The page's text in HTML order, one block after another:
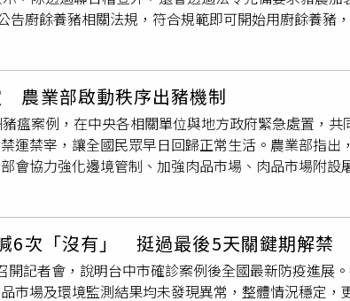
照之化製車進行載運銷毀，且全程留存三聯單與化製
管機關調閱檢視。雅勝強調，食安問題不應成為惡意
行蒐證，如未經查證或缺乏具體證據就發佈毀損雅勝
生烏龍消毒事件；全國實施豬隻禁運禁宰15日期間，
對政府防疫整備之信賴，核有重大違失。監察院於
移送懲戒法院審理。彈劾案文指出，被彈劾人張敬
中市非洲豬瘟災害應變中心）指揮官，於官方記者會
有誤，復指揮監督所屬貫徹中央防疫指令不力，竟任
零之判斷，致使防疫處境更顯艱難，重創政府形象，
長、臺中市非洲豬瘟災害應變中心副指揮官，於官方
煮廚餘問題，惟旋遭環境部指出臺中市環保局未依規
挖坑露天「貯留（堆肥）」方式去化廚餘，民怨迭起
方環保主管機關形象，核有重大違失。彈劾案文表示
及疫情調查業務之責，於114年10月11日、13日及14
仍未警覺亦未質疑經轉述之疫病訊息，坐視該處獸醫
非屬甲類動物傳染病無法強制採樣送檢，貽誤公權力
告廚餘養豬相關法規，符合規範即可開始用廚餘養豬
公噸廚餘需要緊急去化，以進到焚化廠處理達813
，加裝廚餘即時監控設備等，若是惡意違規，會直接
回收清除處理辦法」，明定廚餘再利用方式，預計於
運廚餘，應變中心要求所有清運車輛應在12月7日前
出，未來趨勢是禁用廚餘養豬，全國養豬公會及大部
落日時間，台中之前危機處理時，已在做這件事，也
積極朝目標前進。對於是否禁用廚餘養豬，屏東縣
跟鄉親報告，目前可以確定的是，不會再收外縣市廚
。陳駿季回應，會傾聽各界不同的意見，廚餘若要再
農業部啟動秩序出豬機制
瘟案例，在中央各相關單位與地方政府緊急處置，
運禁宰，讓全國民眾早日回歸正常生活。農業部指出
會協力強化邊境管制、加強肉品市場、肉品市場附設
及車體相關監測，以確定田間無病毒活動，
未來養豬業者配合每日自主觀察豬隻健康情形，若
開產銷調配會議，邀集肉品市場與產業團體共同研商
應量，以維持供需平衡、價格穩定，兼顧民生需求與
消費買氣穩定，毛豬供應充足。各地肉品市場每日交
6次「沒有」 挺過最後5天關鍵期解禁
記者會，說明台中市確診案例後全國最新防疫進展
市場及環境監測結果均未發現異常，整體情況穩定，